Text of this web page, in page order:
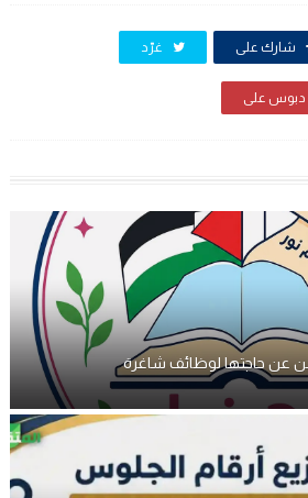
شارك على غرّد
دبوس على
عن حاجتها لوظائف شاغرة